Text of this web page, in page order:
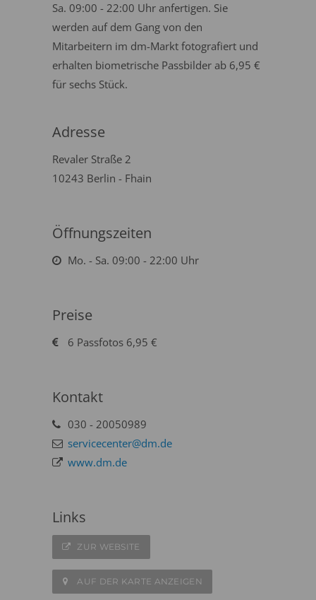
Sa. 09:00 - 22:00 Uhr anfertigen. Sie
werden auf dem Gang von den
Mitarbeitern im dm-Markt fotografiert und
erhalten biometrische Passbilder ab 6,95 €
für sechs Stück.
Adresse
Revaler Straße 2
10243 Berlin - Fhain
Öffnungszeiten
Mo. - Sa. 09:00 - 22:00 Uhr
Preise
6 Passfotos 6,95 €
Kontakt
030 - 20050989
servicecenter@dm.de
www.dm.de
Links
ZUR WEBSITE
AUF DER KARTE ANZEIGEN